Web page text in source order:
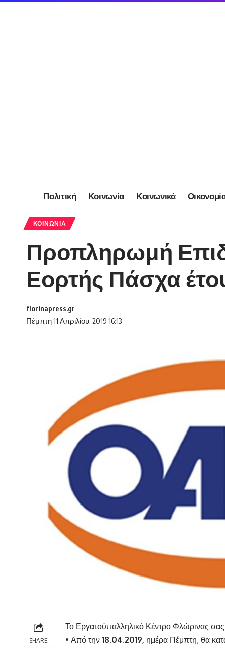
Πολιτική Κοινωνία Κοινωνικά
ΚΟΙΝΩΝΊΑ
Προπληρωμή
Εορτής Πάσχα
Πέμπτη 11 Απριλίου, 2019 16:13
florinapress.gr
SHARE
Το Εργατοϋπαλληλικό Κέντρο Φλώρινας
• Από την 18.04.2019, ημέρα Πέμπτη, θα